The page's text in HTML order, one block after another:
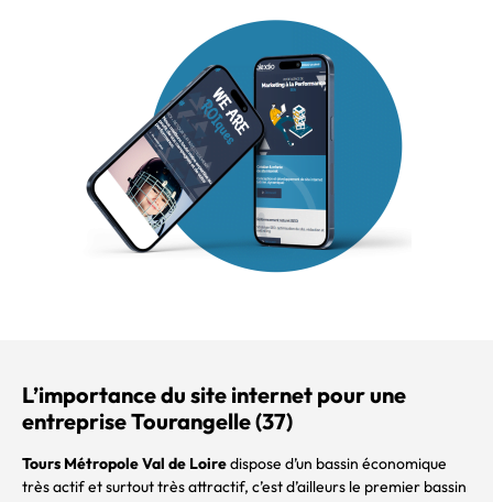
L’importance du site internet pour une
entreprise Tourangelle (37)
Tours Métropole Val de Loiredispose d’un bassin économique
très actif et surtout très attractif, c’est d’ailleurs le premier bassin